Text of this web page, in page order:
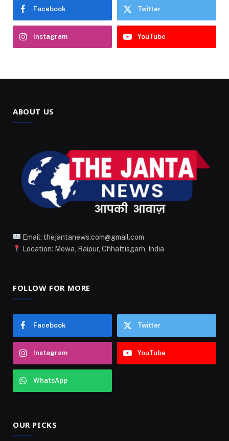
Facebook Twitter
Instagram YouTube
ABOUT US
Email: thejantanews.com@gmail.com
Location: Mowa, Raipur, Chhattisgarh, India
FOLLOW FOR MORE
Facebook Twitter
Instagram YouTube
WhatsApp
OUR PICKS